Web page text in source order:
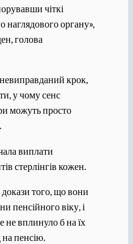
чіткі
наглядового органу»,
голова
крок,
у чому сенс
можуть просто
виплати
стерлінгів кожен.
того, що вони
пенсійного віку, і
не вплинуло б на їх
на пенсію.